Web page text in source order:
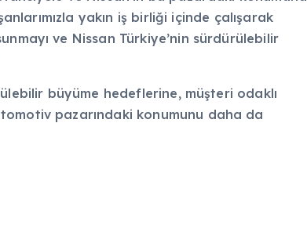
yakın iş birliği içinde çalışarak
ve Nissan Türkiye’nin sürdürülebilir
büyüme hedeflerine, müşteri odaklı
pazarındaki konumunu daha da